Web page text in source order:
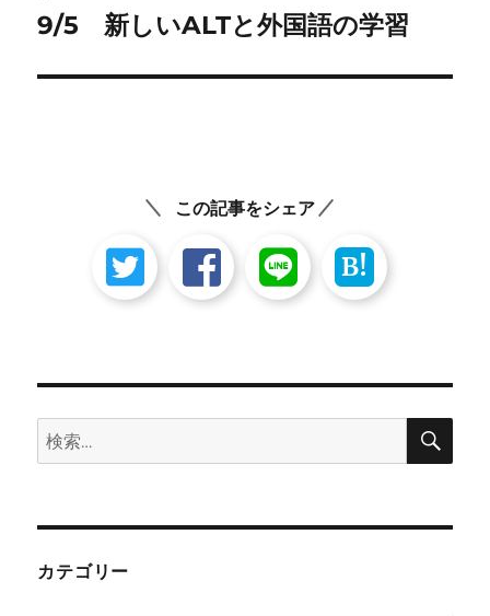
ゲ
ー
次
投
9/5 新しいALTと外国語の学習
この記事をシェア
B!
検
索:
検
カテゴリー